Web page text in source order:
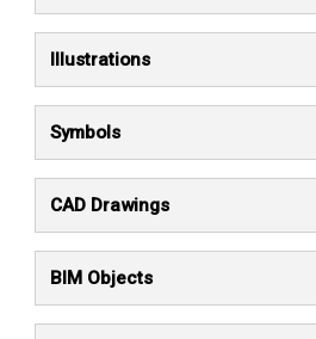
Illustrations
Symbols
CAD Drawings
BIM Objects